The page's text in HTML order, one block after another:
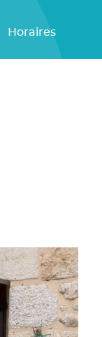
Horaires